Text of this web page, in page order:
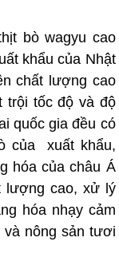
bò wagyu cao
khẩu của Nhật
chất lượng cao
trội tốc độ và độ
quốc gia đều có
của xuất khẩu,
hóa của châu Á
lượng cao, xử lý
hóa nhạy cảm
nông sản tươi